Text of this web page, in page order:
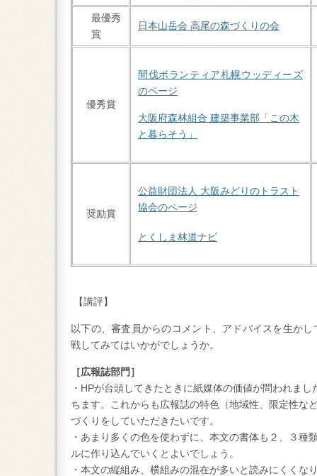
最優秀
賞
日本山岳会 高尾の森づくりの会
優秀賞
間伐ボランティア札幌ウッディーズ
のページ
大阪府森林組合 建築事業部「この木
と暮らそう」
奨励賞
公益財団法人 大阪みどりのトラスト
協会のページ
とくしま林道ナビ
【講評】
以下の、審査員からのコメント、アドバイスを生か
戦してみてはいかがでしょうか。
［広報誌部門］
・HPが台頭してきたときに紙媒体の価値が問われま
ちます。これからも広報誌の特色（地域性、限定性な
づくりをしていただきたいです。
・あまり多くの色を使わずに、本文の書体も２、３種
ルに作り込んでいくとよいでしょう。
・本文の縦組み、横組みの混在が多いと読みにくくな